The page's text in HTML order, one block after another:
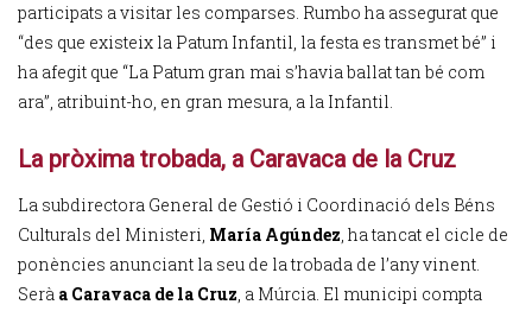
participats a visitar les comparses. Rumbo ha assegurat que
“des que existeix la Patum Infantil, la festa es transmet bé” i
ha afegit que “La Patum gran mai s’havia ballat tan bé com
ara”, atribuint-ho, en gran mesura, a la Infantil.
La pròxima trobada, a Caravaca de la Cruz
La subdirectora General de Gestió i Coordinació dels Béns
Culturals del Ministeri, María Agúndez, ha tancat el cicle de
ponències anunciant la seu de la trobada de l’any vinent.
Serà a Caravaca de la Cruz, a Múrcia. El municipi compta